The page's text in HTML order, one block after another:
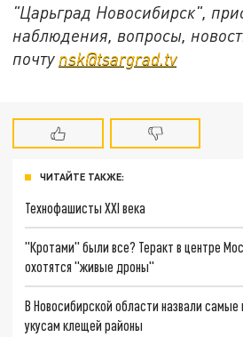
"Царьград Новосибирск",
наблюдения, вопросы,
почту nsk@tsargrad.tv
ЧИТАЙТЕ ТАКЖЕ:
Технофашисты XXI века
"Кротами" были все? Теракт в центре
охотятся "живые дроны"
В Новосибирской области назвали самые
укусам клещей районы